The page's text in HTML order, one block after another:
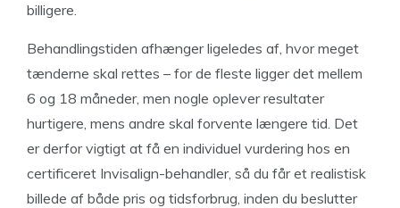
billigere.
Behandlingstiden afhænger ligeledes af, hvor meget
tænderne skal rettes – for de fleste ligger det mellem
6 og 18 måneder, men nogle oplever resultater
hurtigere, mens andre skal forvente længere tid. Det
er derfor vigtigt at få en individuel vurdering hos en
certificeret Invisalign-behandler, så du får et realistisk
billede af både pris og tidsforbrug, inden du beslutter